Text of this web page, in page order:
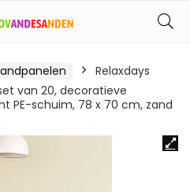
Relaxdays
van 20, decoratieve
PE-schuim, 78 x 70 cm, zand